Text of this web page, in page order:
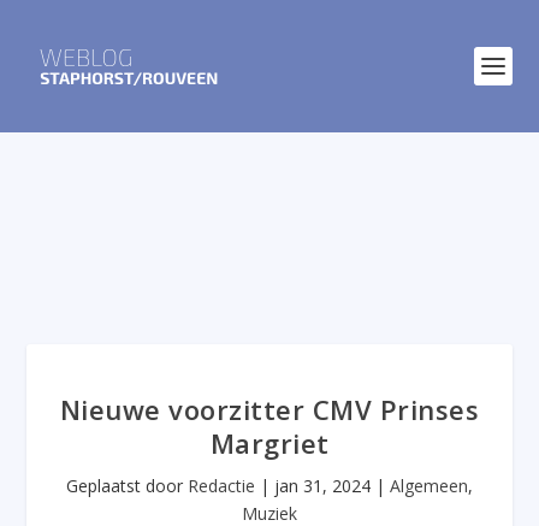
Nieuwe voorzitter CMV Prinses
Margriet
Geplaatst door Redactie | jan 31, 2024 | Algemeen,
Muziek